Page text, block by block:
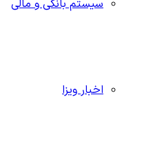
سیستم بانکی و مالی
اخبار ویزا